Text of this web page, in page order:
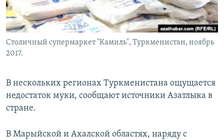
Столичный супермаркет "Камиль", Туркменистан, ноябрь
2017.
В нескольких регионах Туркменистана ощущается
недостаток муки, сообщают источники Азатлыка в
стране.
В Марыйской и Ахалской областях, наряду с